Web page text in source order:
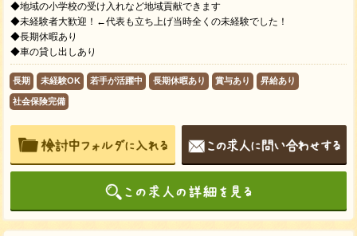
◆地域の小学校の受け入れなど地域貢献できます
◆未経験者大歓迎！←代表も立ち上げ当時全くの未経験でした！
◆長期休暇あり
◆車の貸し出しあり
長期 未経験OK 若手が活躍中 長期休暇あり 賞与あり 昇給あり
社会保険完備